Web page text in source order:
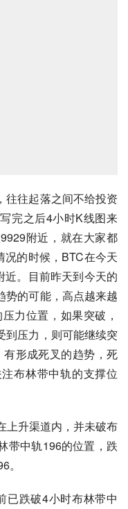
往往起落之间不给投资
完之后4小时K线图来
附近，就在大家都
的时候，BTC在今天
近。目前昨天到今天的
势的可能，高点越来越
力位置，如果突破，
到压力，则可能继续突
形成死叉的趋势，死
布林带中轨的支撑位
上升渠道内，并未破布
带中轨196的位置，跌
已跌破4小时布林带中